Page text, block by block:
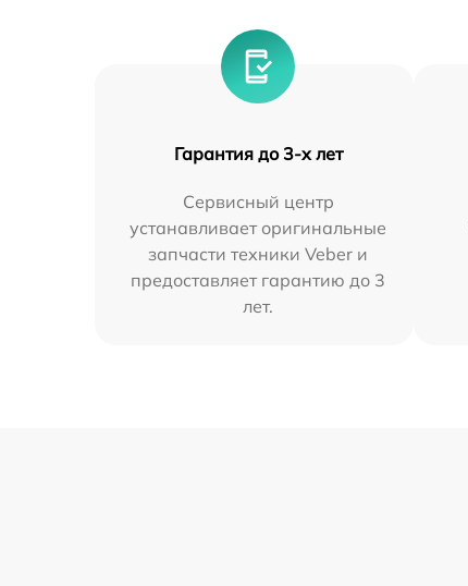
Гарантия до 3-х лет
Сервисный центр
устанавливает оригинальные
запчасти техники Veber и
предоставляет гарантию до 3
лет.